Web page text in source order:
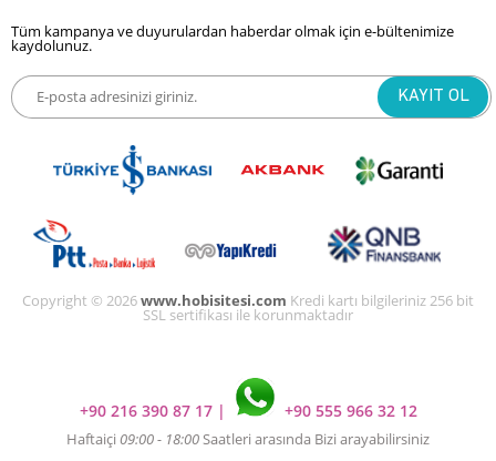
Tüm kampanya ve duyurulardan haberdar olmak için e-bültenimize
kaydolunuz.
Copyright © 2026www.hobisitesi.com Kredi kartı bilgileriniz 256 bit
SSL sertifikası ile korunmaktadır
+90 216 390 87 17 | +90 555 966 32 12
Haftaiçi 09:00 - 18:00Saatleri arasında Bizi arayabilirsiniz